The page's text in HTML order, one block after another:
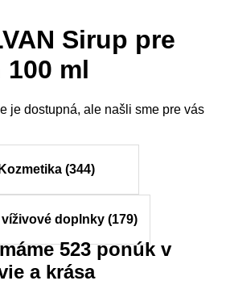
Sirup pre
ml
je dostupná, ale našli sme pre vás
Kozmetika (344)
víživové doplnky (179)
523ponúk v
a krása